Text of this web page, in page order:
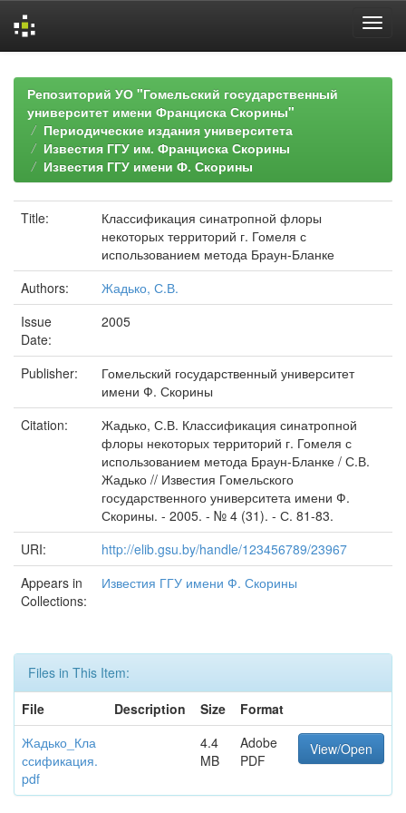
navigationРепозиторий УО "Гомельский государственный
университет имени Франциска Скорины"
Периодические издания университета
Известия ГГУ им. Франциска Скорины
Известия ГГУ имени Ф. Скорины
Title:
Классификация синатропной флоры
некоторых территорий г. Гомеля с
использованием метода Браун-Бланке
Authors:
Жадько, С.В.
Issue
Date:
2005
Publisher:
Гомельский государственный университет
имени Ф. Скорины
Citation:
Жадько, С.В. Классификация синатропной
флоры некоторых территорий г. Гомеля с
использованием метода Браун-Бланке / С.В.
Жадько // Известия Гомельского
государственного университета имени Ф.
Скорины. - 2005. - № 4 (31). - С. 81-83.
URI:
http://elib.gsu.by/handle/123456789/23967
Appears in
Collections:
Известия ГГУ имени Ф. Скорины
Files in This Item:
File
Description Size
Format
Жадько_Кла
ссификация.
pdf
4.4
MB
Adobe
PDF
View/Open